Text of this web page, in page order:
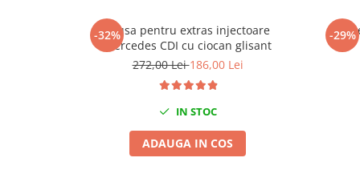
Aspiratoare industriale
Lampi si Lanterne
Masini de insurubat si gaurit
Pistoale electrice de impact
-32%Trusa pentru extras injectoare
Mercedes CDI cu ciocan glisant
272,00 Lei186,00 Lei
IN STOC
ADAUGA IN COS
-29%